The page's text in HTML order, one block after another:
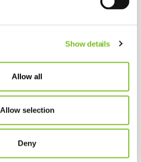
Show details
Allow all
Allow selection
Deny